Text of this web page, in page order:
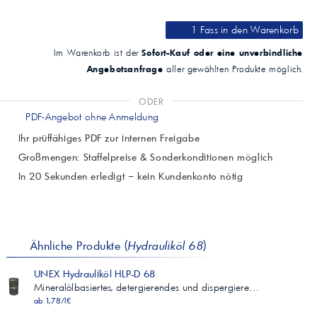
Spezifikation
Spezifische Dichte bei 15 °C
(1)
0,868
ASTM D 445
±10 %
Kinematische Viskosität bei 100 °C, cSt
ASTM D 2270
102
Flammpunkt, °C
ASTM D 92
1 Fassin den Warenkorb
Im Warenkorb ist derSofort-Kauf oder eine unverbindliche
Angebotsanfrage aller gewählten Produkte möglich.
ODER
PDF-Angebot ohne Anmeldung
Ihr prüffähiges PDF zur internen Freigabe
Großmengen: Staffelpreise & Sonderkonditionen möglich
In 20 Sekunden erledigt – kein Kundenkonto nötig
Ähnliche Produkte (Hydrauliköl 68)
UNEX Hydrauliköl HLP-D 68
Mineralölbasiertes, detergierendes und dispergiere…
ab 1,78/l€